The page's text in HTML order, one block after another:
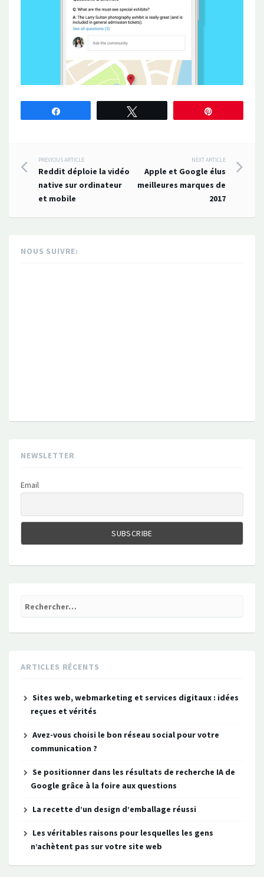
Post
navigation
PREVIOUS ARTICLE
Reddit déploie la vidéo
native sur ordinateur
et mobile
NEXT ARTICLE
Apple et Google élus
meilleures marques de
2017
NOUS SUIVRE:
NEWSLETTER
Email
Rechercher :
ARTICLES RÉCENTS
Sites web, webmarketing et services digitaux : idées
reçues et vérités
Avez-vous choisi le bon réseau social pour votre
communication ?
Se positionner dans les résultats de recherche IA de
Google grâce à la foire aux questions
La recette d’un design d’emballage réussi
Les véritables raisons pour lesquelles les gens
n’achètent pas sur votre site web